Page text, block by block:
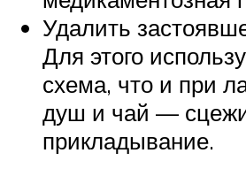
Удалить
Для этого
схема, что и при
душ и чай —
прикладывание.